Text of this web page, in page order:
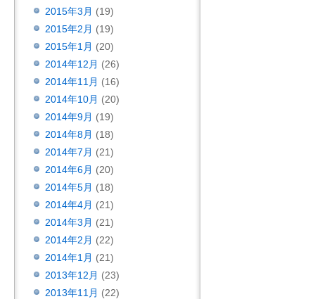
2015年3月 (19)
2015年2月 (19)
2015年1月 (20)
2014年12月 (26)
2014年11月 (16)
2014年10月 (20)
2014年9月 (19)
2014年8月 (18)
2014年7月 (21)
2014年6月 (20)
2014年5月 (18)
2014年4月 (21)
2014年3月 (21)
2014年2月 (22)
2014年1月 (21)
2013年12月 (23)
2013年11月 (22)